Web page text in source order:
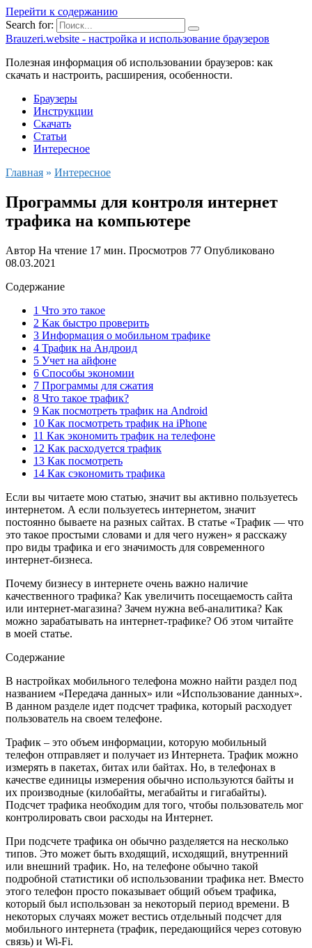
Перейти к содержанию
Search for:
Brauzeri.website - настройка и использование браузеров
Полезная информация об использовании браузеров: как
скачать и настроить, расширения, особенности.
Браузеры
Инструкции
Скачать
Статьи
Интересное
Главная » Интересное
Программы для контроля интернет
трафика на компьютере
Автор На чтение 17 мин. Просмотров 77 Опубликовано
08.03.2021
Содержание
1 Что это такое
2 Как быстро проверить
3 Информация о мобильном трафике
4 Трафик на Андроид
5 Учет на айфоне
6 Способы экономии
7 Программы для сжатия
8 Что такое трафик?
9 Как посмотреть трафик на Android
10 Как посмотреть трафик на iPhone
11 Как экономить трафик на телефоне
12 Как расходуется трафик
13 Как посмотреть
14 Как сэкономить трафика
Если вы читаете мою статью, значит вы активно пользуетесь
интернетом. А если пользуетесь интернетом, значит
постоянно бываете на разных сайтах. В статье «Трафик — что
это такое простыми словами и для чего нужен» я расскажу
про виды трафика и его значимость для современного
интернет-бизнеса.
Почему бизнесу в интернете очень важно наличие
качественного трафика? Как увеличить посещаемость сайта
или интернет-магазина? Зачем нужна веб-аналитика? Как
можно зарабатывать на интернет-трафике? Об этом читайте
в моей статье.
Содержание
В настройках мобильного телефона можно найти раздел под
названием «Передача данных» или «Использование данных».
В данном разделе идет подсчет трафика, который расходует
пользователь на своем телефоне.
Трафик – это объем информации, которую мобильный
телефон отправляет и получает из Интернета. Трафик можно
измерять в пакетах, битах или байтах. Но, в телефонах в
качестве единицы измерения обычно используются байты и
их производные (килобайты, мегабайты и гигабайты).
Подсчет трафика необходим для того, чтобы пользователь мог
контролировать свои расходы на Интернет.
При подсчете трафика он обычно разделяется на несколько
типов. Это может быть входящий, исходящий, внутренний
или внешний трафик. Но, на телефоне обычно такой
подробной статистики об использовании трафика нет. Вместо
этого телефон просто показывает общий объем трафика,
который был использован за некоторый период времени. В
некоторых случаях может вестись отдельный подсчет для
мобильного интернета (трафик, передающийся через сотовую
связь) и Wi-Fi.